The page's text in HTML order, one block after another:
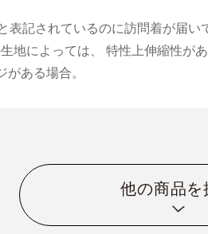
記されているのに訪問着が届い
地によっては、 特性上伸縮性が
ある場合。
他の商品を